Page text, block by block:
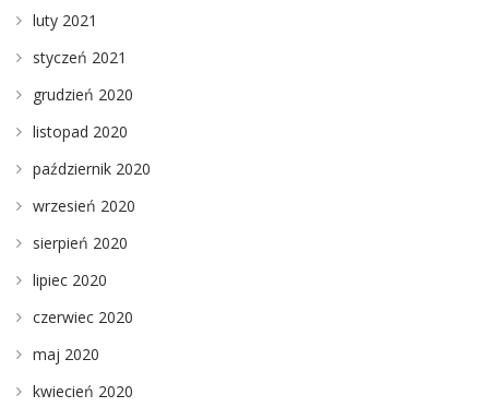
luty 2021
styczeń 2021
grudzień 2020
listopad 2020
październik 2020
wrzesień 2020
sierpień 2020
lipiec 2020
czerwiec 2020
maj 2020
kwiecień 2020